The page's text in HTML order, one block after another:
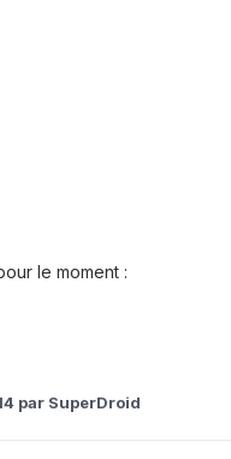
le moment :
par SuperDroid